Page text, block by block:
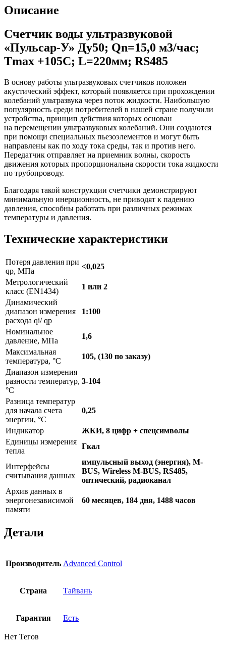
Описание
Счетчик воды ультразвуковой
«Пульсар-У» Ду50; Qn=15,0 м3/час;
Tmax +105C; L=220мм; RS485
В основу работы ультразвуковых счетчиков положен
акустический эффект, который появляется при прохождении
колебаний ультразвука через поток жидкости. Наибольшую
популярность среди потребителей в нашей стране получили
устройства, принцип действия которых основан
на перемещении ультразвуковых колебаний. Они создаются
при помощи специальных пьезоэлементов и могут быть
направлены как по ходу тока среды, так и против него.
Передатчик отправляет на приемник волны, скорость
движения которых пропорциональна скорости тока жидкости
по трубопроводу.
Благодаря такой конструкции счетчики демонстрируют
минимальную инерционность, не приводят к падению
давления, способны работать при различных режимах
температуры и давления.
Технические характеристики
Потеря давления при
qp, МПа
<0,025
Метрологический
класс (EN1434)
1 или 2
Динамический
диапазон измерения
расхода qi/ qp
1:100
Номинальное
давление, МПа
1,6
Максимальная
температура, °C
105, (130 по заказу)
Диапазон измерения
разности температур,
°C
3-104
Разница температур
для начала счета
энергии, °C
0,25
Индикатор
ЖКИ, 8 цифр + спецсимволы
Единицы измерения
тепла
Гкал
Интерфейсы
считывания данных
импульсный выход (энергия), M-
BUS, Wireless M-BUS, RS485,
оптический, радиоканал
Архив данных в
энергонезависимой
памяти
60 месяцев, 184 дня, 1488 часов
Детали
Производитель Advanced Control
Страна Тайвань
Гарантия Есть
Нет Тегов